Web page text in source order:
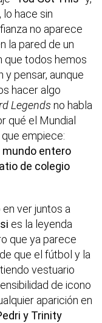
hace sin
no aparece
la pared de un
que todos hemos
y pensar, aunque
hacer algo
Legends no habla
qué el Mundial
empiece:
entero
de colegio
ver juntos a
es la leyenda
que ya parece
que el fútbol y la
vestuario
de icono
aparición en
y Trinity